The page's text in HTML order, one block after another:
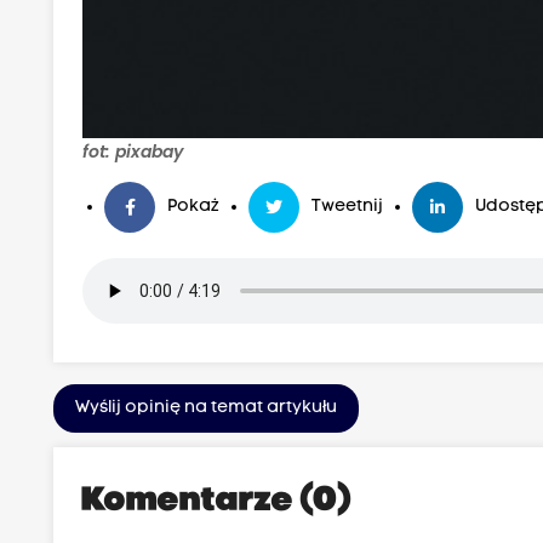
fot: pixabay
Pokaż Tweetnij
Wyślij opinię na temat artykułu
Komentarze (0)